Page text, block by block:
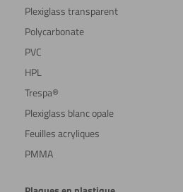
Plexiglass transparent
Polycarbonate
PVC
HPL
Trespa®
Plexiglass blanc opale
Feuilles acryliques
PMMA